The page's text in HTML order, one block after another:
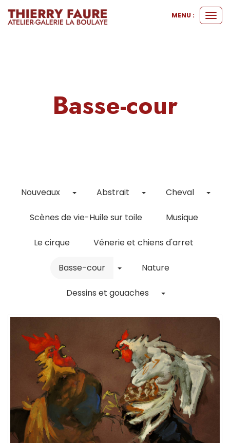
le
MENU :
Basse-cour
Nouveaux Toggle Dropdown
Abstrait Toggle Dropdown
Cheval
Scènes de vie-Huile sur toile Musique
Le cirque Vénerie et chiens d'arret
Basse-cour Toggle Dropdown
Nature
Dessins et gouaches Toggle